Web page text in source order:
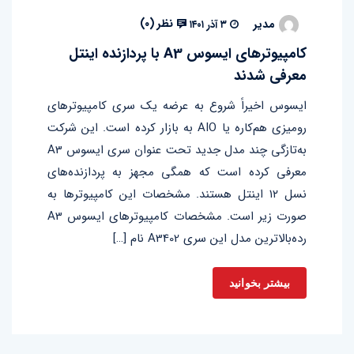
مدیر نظر (۰)
کامپیوترهای ایسوس A3 با پردازنده اینتل
معرفی شدند
ایسوس اخیراً شروع به عرضه یک سری کامپیوترهای
رومیزی هم‌کاره یا AIO به بازار کرده است. این شرکت
به‌تازگی چند مدل جدید تحت عنوان سری ایسوس A3
معرفی کرده است که همگی مجهز به پردازنده‌های
نسل ۱۲ اینتل هستند. مشخصات این کامپیوترها به‌
صورت زیر است. مشخصات کامپیوترهای ایسوس A3
رده‌بالاترین مدل این سری A3402 نام […]
بیشتر بخوانید